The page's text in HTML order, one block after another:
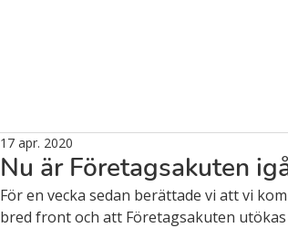
Nu är Företagsakuten
17 apr. 2020
För en vecka sedan berättade vi att vi
bred front och att Företagsakuten